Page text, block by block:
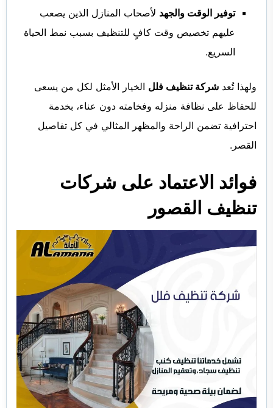
توفير الوقت والجهد لأصحاب المنازل الذين يصعب
عليهم تخصيص وقت كافٍ للتنظيف بسبب نمط الحياة
السريع.
ولهذا تُعد شركة تنظيف فلل الخيار الأمثل لكل من يسعى
للحفاظ على نظافة منزله وفخامته دون عناء، بخدمة
احترافية تضمن الراحة والمظهر المثالي في كل تفاصيل
القصر.
فوائد الاعتماد على شركات
تنظيف القصور